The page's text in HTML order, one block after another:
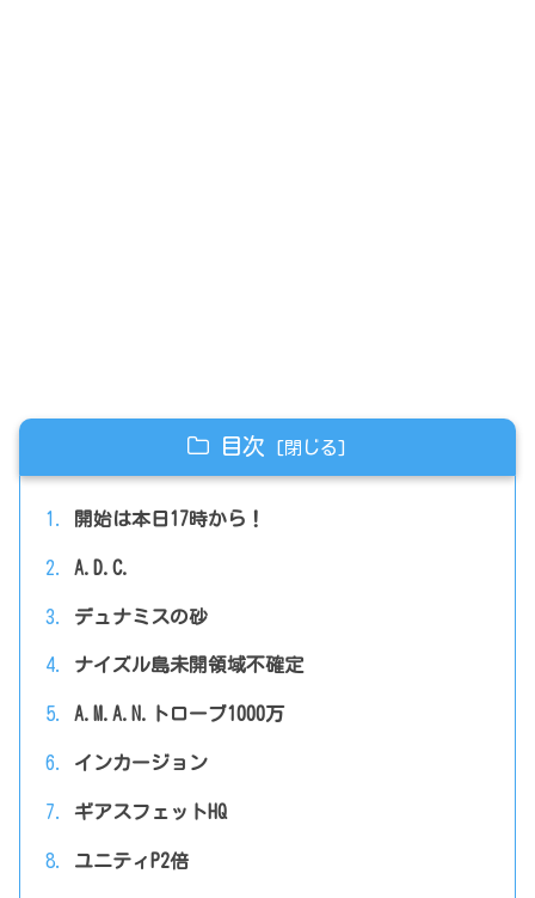
目次
開始は本日17時から！
A.D.C.
デュナミスの砂
ナイズル島未開領域不確定
A.M.A.N.トローブ1000万
インカージョン
ギアスフェットHQ
ユニティP2倍